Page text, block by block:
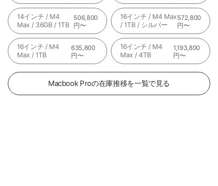
14インチ / M4
Max / 36GB / 1TB
506,800
円〜
16インチ / M4 Max
/ 1TB / シルバー
572,800
円〜
16インチ / M4
Max / 1TB
635,800
円〜
16インチ / M4
Max / 4TB
1,193,800
円〜
Macbook Proの在庫推移を一覧で見る